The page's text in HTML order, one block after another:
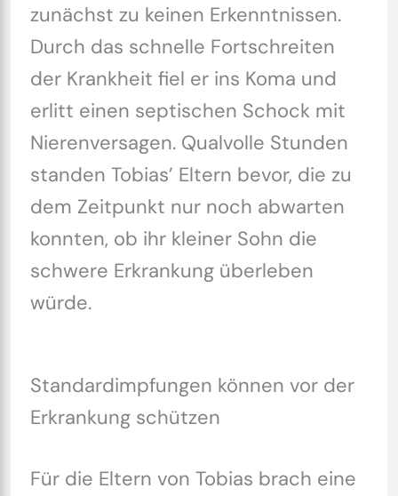
zunächst zu keinen Erkenntnissen.
Durch das schnelle Fortschreiten
der Krankheit fiel er ins Koma und
erlitt einen septischen Schock mit
Nierenversagen. Qualvolle Stunden
standen Tobias’ Eltern bevor, die zu
dem Zeitpunkt nur noch abwarten
konnten, ob ihr kleiner Sohn die
schwere Erkrankung überleben
würde.
Standardimpfungen können vor der
Erkrankung schützen
Für die Eltern von Tobias brach eine